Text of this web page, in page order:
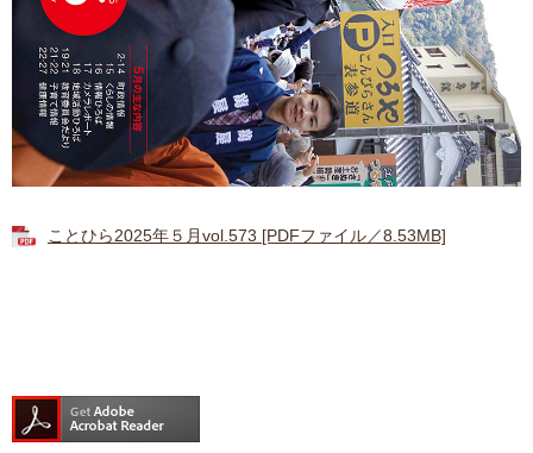
ことひら2025年５月vol.573 [PDFファイル／8.53MB]